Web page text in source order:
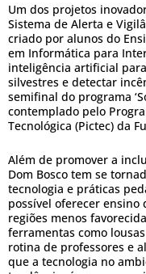
Um dos projetos
Sistema de Alerta e
criado por alunos do
em Informática para
inteligência artificial
silvestres e detectar
semifinal do programa
contemplado pelo
Tecnológica (Pictec) da
Além de promover a
Dom Bosco tem se
tecnologia e práticas
possível oferecer ensino
regiões menos
ferramentas como
rotina de professores e
que a tecnologia no